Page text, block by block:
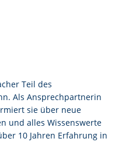
Teil des
Als Ansprechpartnerin
sie über neue
und alles Wissenswerte
10 Jahren Erfahrung in